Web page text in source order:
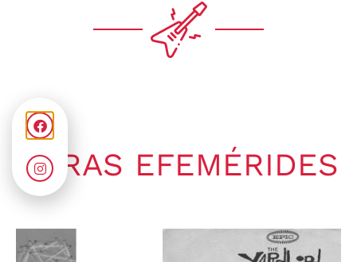
OTRAS EFEMÉRIDES